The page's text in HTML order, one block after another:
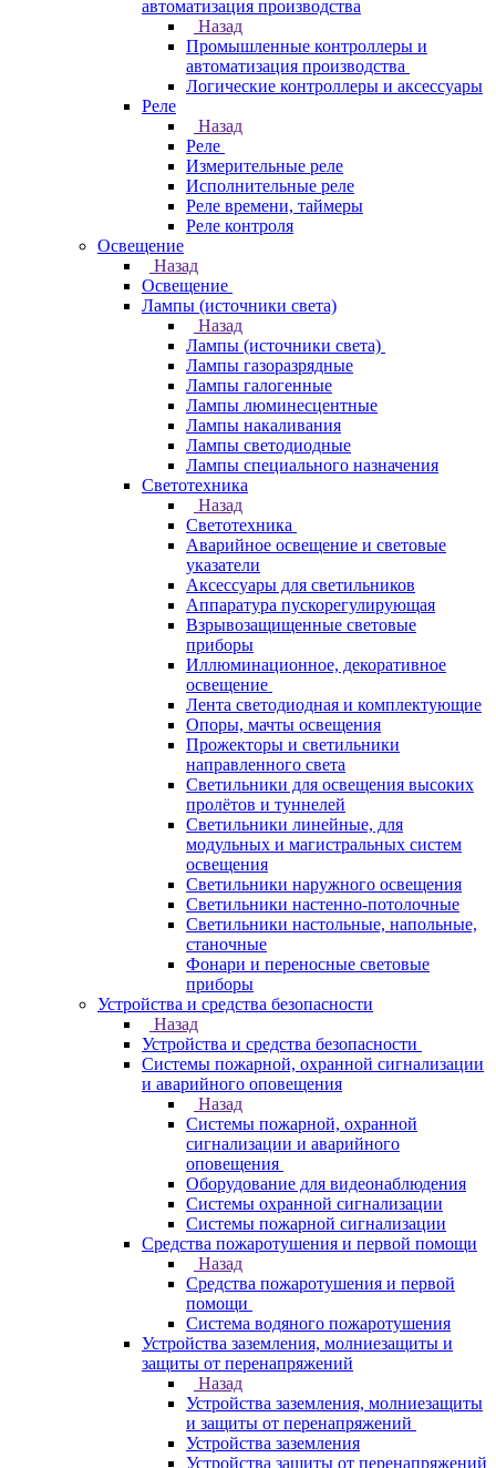
автоматизация производства
Назад
Промышленные контроллеры и
автоматизация производства
Логические контроллеры и аксессуары
Реле
Назад
Реле
Измерительные реле
Исполнительные реле
Реле времени, таймеры
Реле контроля
Освещение
Назад
Освещение
Лампы (источники света)
Назад
Лампы (источники света)
Лампы газоразрядные
Лампы галогенные
Лампы люминесцентные
Лампы накаливания
Лампы светодиодные
Лампы специального назначения
Светотехника
Назад
Светотехника
Аварийное освещение и световые
указатели
Аксессуары для светильников
Аппаратура пускорегулирующая
Взрывозащищенные световые
приборы
Иллюминационное, декоративное
освещение
Лента светодиодная и комплектующие
Опоры, мачты освещения
Прожекторы и светильники
направленного света
Светильники для освещения высоких
пролётов и туннелей
Светильники линейные, для
модульных и магистральных систем
освещения
Светильники наружного освещения
Светильники настенно-потолочные
Светильники настольные, напольные,
станочные
Фонари и переносные световые
приборы
Устройства и средства безопасности
Назад
Устройства и средства безопасности
Системы пожарной, охранной сигнализации
и аварийного оповещения
Назад
Системы пожарной, охранной
сигнализации и аварийного
оповещения
Оборудование для видеонаблюдения
Системы охранной сигнализации
Системы пожарной сигнализации
Средства пожаротушения и первой помощи
Назад
Средства пожаротушения и первой
помощи
Система водяного пожаротушения
Устройства заземления, молниезащиты и
защиты от перенапряжений
Назад
Устройства заземления, молниезащиты
и защиты от перенапряжений
Устройства заземления
Устройства защиты от перенапряжений